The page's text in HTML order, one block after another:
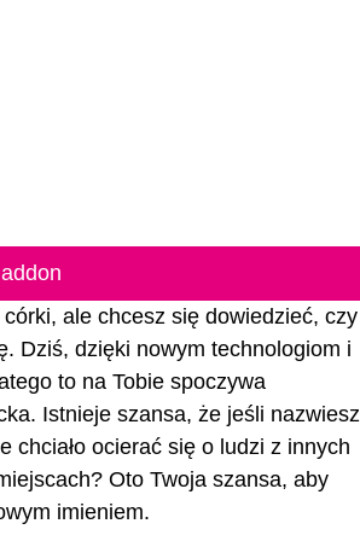
ale chcesz się dowiedzieć,
Dziś, dzięki nowym technologiom i
to na Tobie spoczywa
Istnieje szansa, że jeśli nazwiesz
chciało ocierać się o ludzi z innych
Oto Twoja szansa, aby
imieniem.